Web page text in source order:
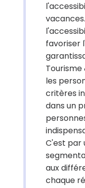
favoriser
les
critères
dans un
C'est par
aux
chaque